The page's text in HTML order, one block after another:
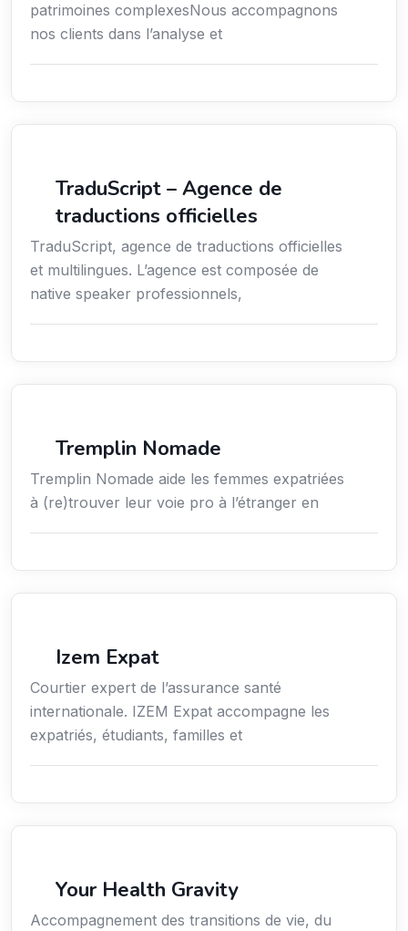
patrimoines complexesNous accompagnons
nos clients dans l’analyse et
TraduScript – Agence de
traductions officielles
TraduScript, agence de traductions officielles
et multilingues. L’agence est composée de
native speaker professionnels,
Tremplin Nomade
Tremplin Nomade aide les femmes expatriées
à (re)trouver leur voie pro à l’étranger en
Izem Expat
Courtier expert de l’assurance santé
internationale. IZEM Expat accompagne les
expatriés, étudiants, familles et
Your Health Gravity
Accompagnement des transitions de vie, du